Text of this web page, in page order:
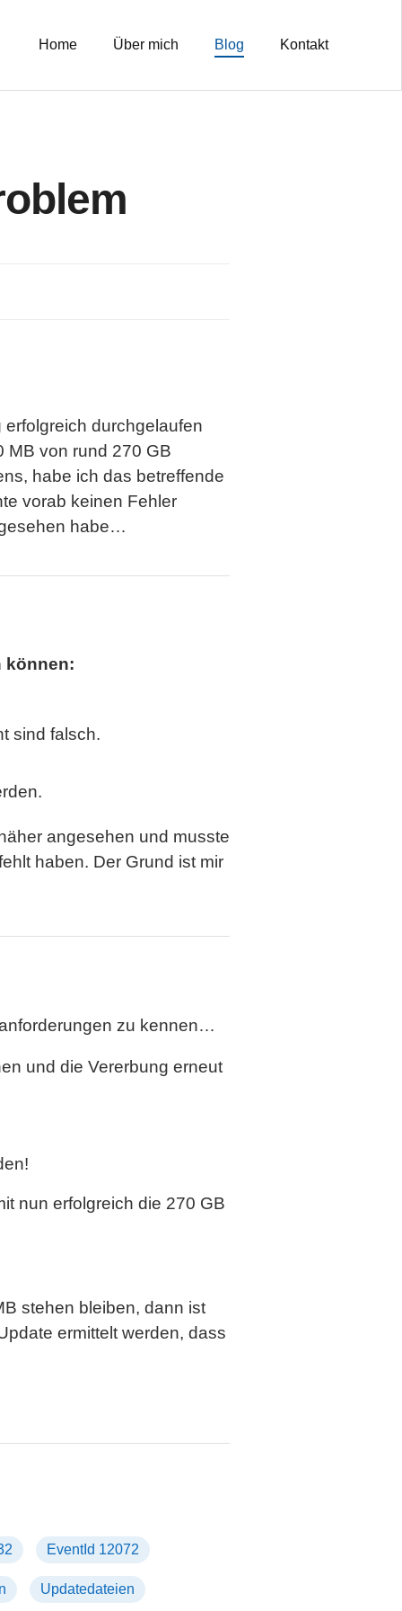
Home Über mich Blog Kontakt
durchgelaufen
MB von rund 270 GB
habe ich das betreffende
vorab keinen Fehler
habe…
können:
sind falsch.
angesehen und musste
haben. Der Grund ist mir
zu kennen…
und die Vererbung erneut
nun erfolgreich die 270 GB
stehen bleiben, dann ist
ermittelt werden, dass
EventId 12072
Updatedateien